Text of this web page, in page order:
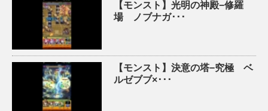
【モンスト】光明の神殿−修羅
場 ノブナガ･･･
【モンスト】決意の塔−究極 ベ
ルゼブブ×･･･